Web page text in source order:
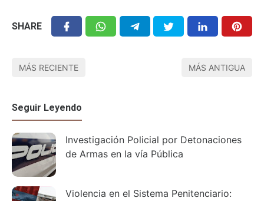
SHARE
MÁS RECIENTE MÁS ANTIGUA
Seguir Leyendo
Investigación Policial por Detonaciones
de Armas en la vía Pública
Violencia en el Sistema Penitenciario: